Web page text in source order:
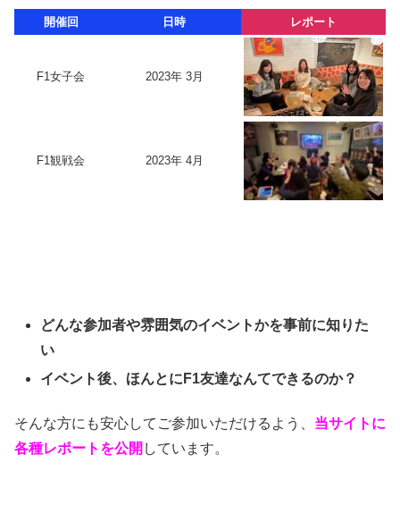
開催回 日時 レポート
F1女子会 2023年 3月
F1観戦会 2023年 4月
どんな参加者や雰囲気のイベントかを事前に知りた
い
イベント後、ほんとにF1友達なんてできるのか？
そんな方にも安心してご参加いただけるよう、 当サイトに
各種レポートを公開 しています。